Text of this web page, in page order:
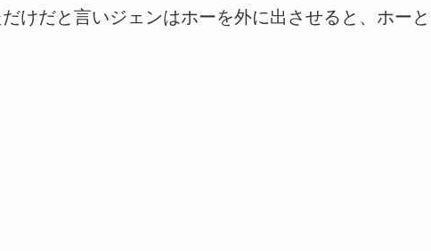
けだと言いジェンはホーを外に出させると、ホーと